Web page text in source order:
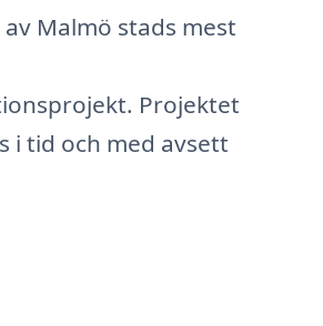
Malmö stads mest
Projektet
i tid och med avsett